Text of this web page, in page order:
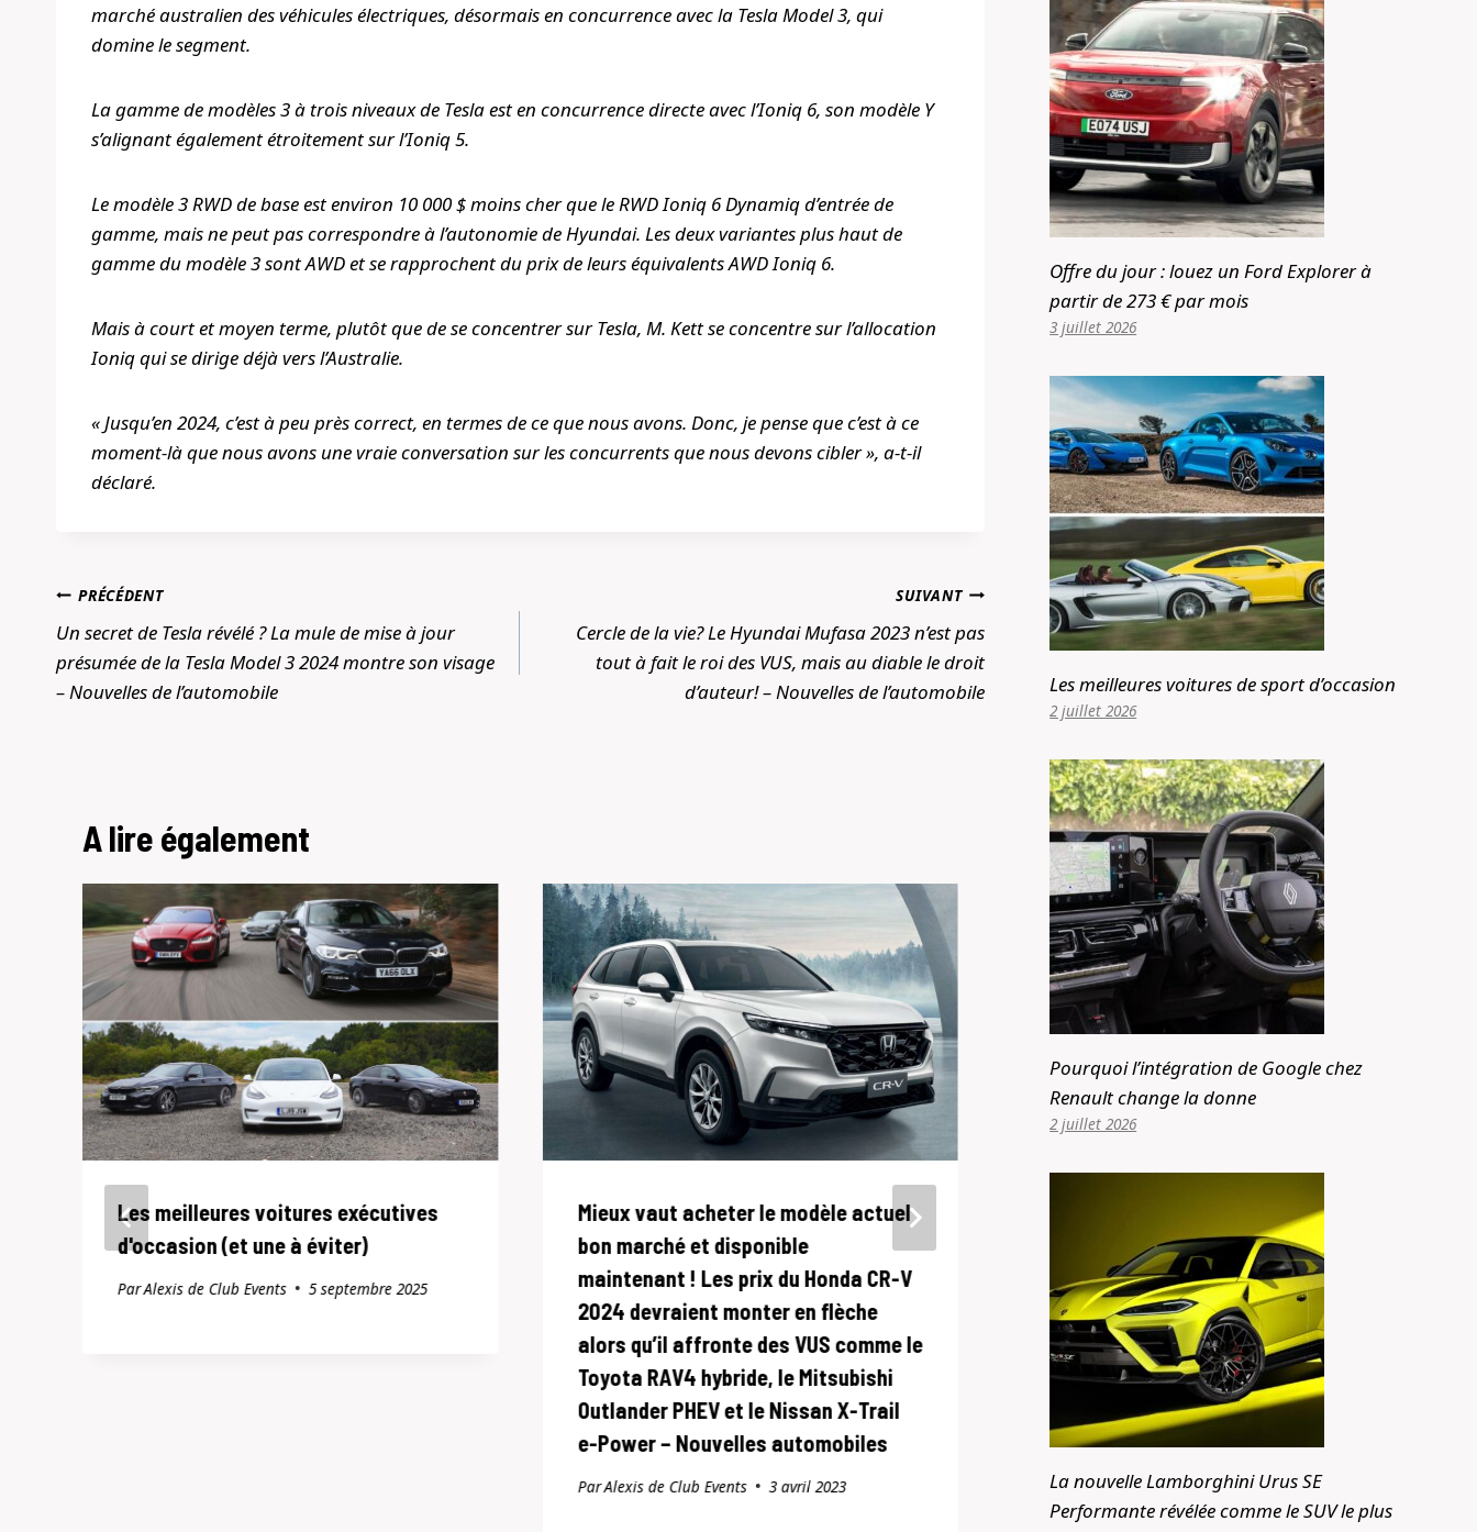
marché australien des véhicules électriques, désormais en concurrence avec la Tesla Model 3, qui
domine le segment.
La gamme de modèles 3 à trois niveaux de Tesla est en concurrence directe avec l’Ioniq 6, son modèle Y
s’alignant également étroitement sur l’Ioniq 5.
Le modèle 3 RWD de base est environ 10 000 $ moins cher que le RWD Ioniq 6 Dynamiq d’entrée de
gamme, mais ne peut pas correspondre à l’autonomie de Hyundai. Les deux variantes plus haut de
gamme du modèle 3 sont AWD et se rapprochent du prix de leurs équivalents AWD Ioniq 6.
Mais à court et moyen terme, plutôt que de se concentrer sur Tesla, M. Kett se concentre sur l’allocation
Ioniq qui se dirige déjà vers l’Australie.
« Jusqu’en 2024, c’est à peu près correct, en termes de ce que nous avons. Donc, je pense que c’est à ce
moment-là que nous avons une vraie conversation sur les concurrents que nous devons cibler », a-t-il
déclaré.
Navigation
de
l’article
PRÉCÉDENT
Un secret de Tesla révélé ? La mule de mise à jour
présumée de la Tesla Model 3 2024 montre son visage
– Nouvelles de l’automobile
SUIVANT
Cercle de la vie? Le Hyundai Mufasa 2023 n’est pas
tout à fait le roi des VUS, mais au diable le droit
d’auteur! – Nouvelles de l’automobile
A lire également
Les meilleures voitures exécutives
d'occasion (et une à éviter)
ParAlexis de Club Events 5 septembre 2025
Mieux vaut acheter le modèle actuel
bon marché et disponible
maintenant ! Les prix du Honda CR-V
2024 devraient monter en flèche
alors qu’il affronte des VUS comme le
Toyota RAV4 hybride, le Mitsubishi
Outlander PHEV et le Nissan X-Trail
e-Power – Nouvelles automobiles
ParAlexis de Club Events 3 avril 2023
De une à six voitures en seulement
trois ans ? Leapmotor partage des
plans d'expansion avec une gamme
de voitures électriques et hybrides
pour rivaliser avec MG, GWM et BYD –
Car News
Alexis de Club Events 27 janvier 2025
Offre du jour : louez un Ford Explorer à
partir de 273 € par mois
3 juillet 2026
Les meilleures voitures de sport d’occasion
2 juillet 2026
Pourquoi l’intégration de Google chez
Renault change la donne
2 juillet 2026
La nouvelle Lamborghini Urus SE
Performante révélée comme le SUV le plus